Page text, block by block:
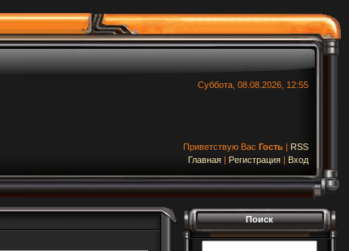
Суббота, 08.08.2026, 12:55
Приветствую Вас Гость | RSS
Главная | Регистрация | Вход
Поиск